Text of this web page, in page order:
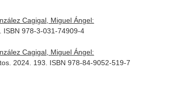
Cagigal, Miguel Ángel:
ISBN 978-3-031-74909-4
Cagigal, Miguel Ángel:
2024. 193. ISBN 978-84-9052-519-7